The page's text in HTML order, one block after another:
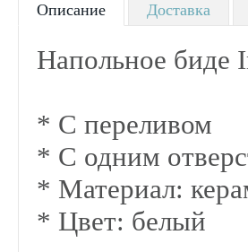
Описание Доставка
Напольное биде
* C переливом
* С одним
* Материал:
* Цвет: белый